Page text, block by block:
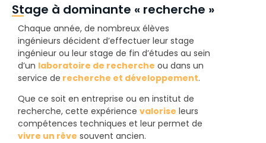
Stage à dominante « recherche »
Chaque année, de nombreux élèves
ingénieurs décident d’effectuer leur stage
ingénieur ou leur stage de fin d’études au sein
d’un laboratoire de recherche ou dans un
service de recherche et développement.
Que ce soit en entreprise ou en institut de
recherche, cette expérience valorise leurs
compétences techniques et leur permet de
vivre un rêve souvent ancien.